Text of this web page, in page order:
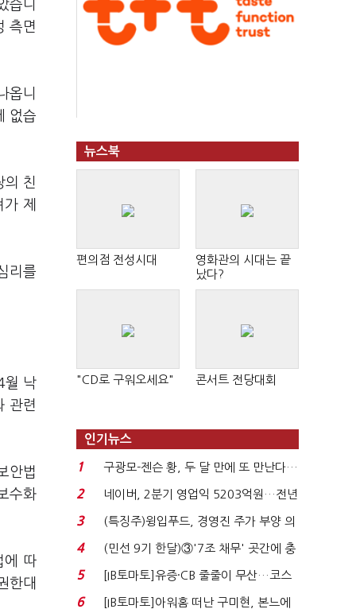
습니
측면
옵니
없습
의 친
제
리를
월 낙
관련
안법
수화
에 따
한대
뉴스북
편의점 전성시대
영화관의 시대는 끝
났다?
"CD로 구워오세요" 콘서트 전당대회
인기뉴스
1
구광모-젠슨 황, 두 달 만에 또 만난다…
로봇·AI 등 논...
2
네이버, 2분기 영업익 5203억원…전년
비 0.2% 감소...
3
(특징주)윙입푸드, 경영진 주가 부양 의
지에 상한가...
4
(민선 9기 한달)③'7조 채무' 곳간에 충
격…추미애, 20년...
5
[IB토마토]유증·CB 줄줄이 무산…코스
닥 벌점 급증에 ...
6
[IB토마토]아워홈 떠난 구미현, 본느에